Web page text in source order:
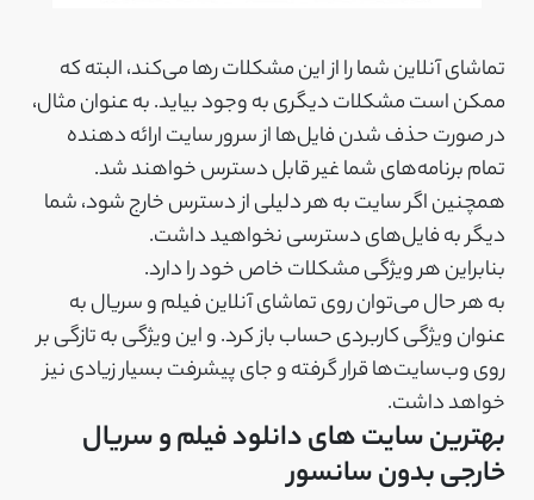
تماشای آنلاین شما را از این مشکلات رها می‌کند، البته که
ممکن است مشکلات دیگری به وجود بیاید. به عنوان مثال،
در صورت حذف شدن فایل‌ها از سرور سایت ارائه دهنده
تمام برنامه‌های شما غیر قابل دسترس خواهند شد.
همچنین اگر سایت به هر دلیلی از دسترس خارج شود، شما
دیگر به فایل‌های دسترسی نخواهید داشت.
بنابراین هر ویژگی مشکلات خاص خود را دارد.
به هر حال می‌توان روی تماشای آنلاین فیلم و سریال به
عنوان ویژگی کاربردی حساب باز کرد. و این ویژگی به تازگی بر
روی وب‌سایت‌ها قرار گرفته و جای پیشرفت بسیار زیادی نیز
خواهد داشت.
بهترین سایت های دانلود فیلم و سریال
خارجی بدون سانسور